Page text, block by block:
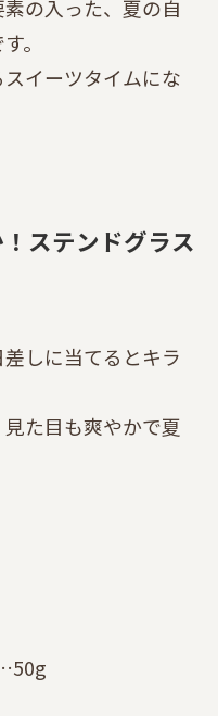
の入った、夏の自
。
イーツタイムにな
ステンドグラス
しに当てるとキラ
た目も爽やかで夏